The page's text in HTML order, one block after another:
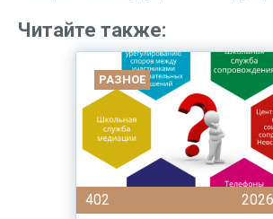
Читайте также:
РАЗНОЕ
402